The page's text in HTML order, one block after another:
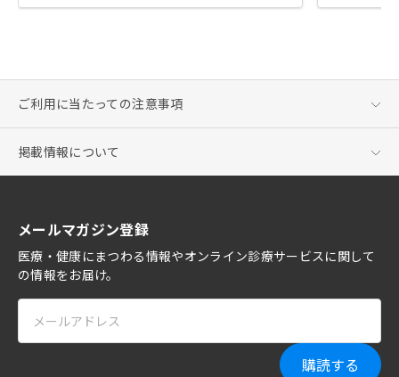
ご利用に当たっての注意事項
掲載情報について
メールマガジン登録
医療・健康にまつわる情報やオンライン診療サービスに関して
の情報をお届け。
購読する